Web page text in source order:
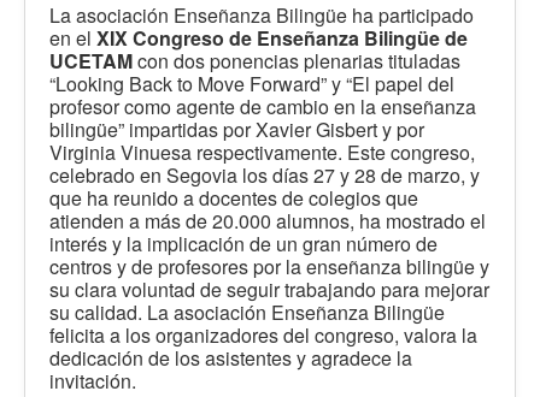
La asociación Enseñanza Bilingüe ha participado
en el XIX Congreso de Enseñanza Bilingüe de
UCETAMcon dos ponencias plenarias tituladas
“Looking Back to Move Forward” y “El papel del
profesor como agente de cambio en la enseñanza
bilingüe” impartidas por Xavier Gisbert y por
Virginia Vinuesa respectivamente. Este congreso,
celebrado en Segovia los días 27 y 28 de marzo, y
que ha reunido a docentes de colegios que
atienden a más de 20.000 alumnos, ha mostrado el
interés y la implicación de un gran número de
centros y de profesores por la enseñanza bilingüe y
su clara voluntad de seguir trabajando para mejorar
su calidad. La asociación Enseñanza Bilingüe
felicita a los organizadores del congreso, valora la
dedicación de los asistentes y agradece la
invitación.